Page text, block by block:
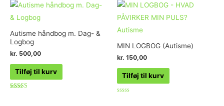
Autisme håndbog m. Dag- &
Logbog
kr. 500,00
Tilføj til kurv
MIN LOGBOG (Autisme)
kr. 150,00
Tilføj til kurv